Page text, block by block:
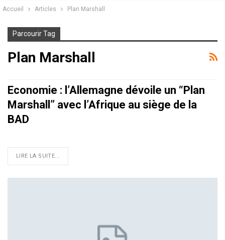
Accueil Articles Plan Marshall
Parcourir Tag
Plan Marshall
Economie : l’Allemagne dévoile un “Plan
Marshall” avec l’Afrique au siège de la
BAD
LIRE LA SUITE...